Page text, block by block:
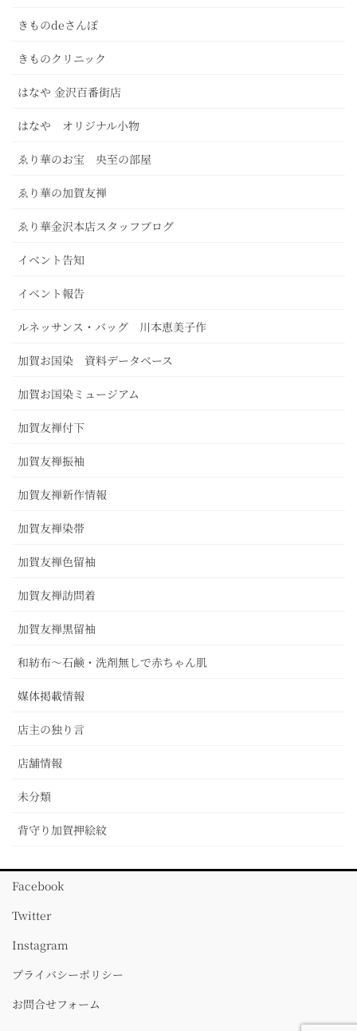
きものdeさんぽ
きものクリニック
はなや 金沢百番街店
はなや オリジナル小物
ゑり華のお宝 央至の部屋
ゑり華の加賀友禅
ゑり華金沢本店スタッフブログ
イベント告知
イベント報告
ルネッサンス・バッグ 川本恵美子作
加賀お国染 資料データベース
加賀お国染ミュージアム
加賀友禅付下
加賀友禅振袖
加賀友禅新作情報
加賀友禅染帯
加賀友禅色留袖
加賀友禅訪問着
加賀友禅黒留袖
和紡布～石鹸・洗剤無しで赤ちゃん肌
媒体掲載情報
店主の独り言
店舗情報
未分類
背守り加賀押絵紋
Facebook
Twitter
Instagram
プライバシーポリシー
お問合せフォーム